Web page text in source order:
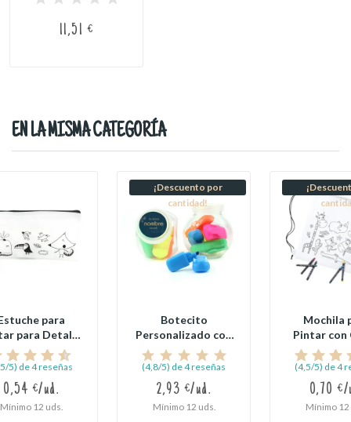
11,51 €
EN LA MISMA CATEGORÍA
para
para Detalle
Comunión
5) de 4 reseñas
0,54 €/ud.
Mínimo 12 uds.
¡Descuento por
cantidad!
Botecito
Personalizado con
Rotuladores para...
(4,8/5) de 4 reseñas
2,93 €/ud.
Mínimo 12 uds.
Mochila
Pintar con
de
(4,5/5) de 4
0,70 €/
Mínimo 12